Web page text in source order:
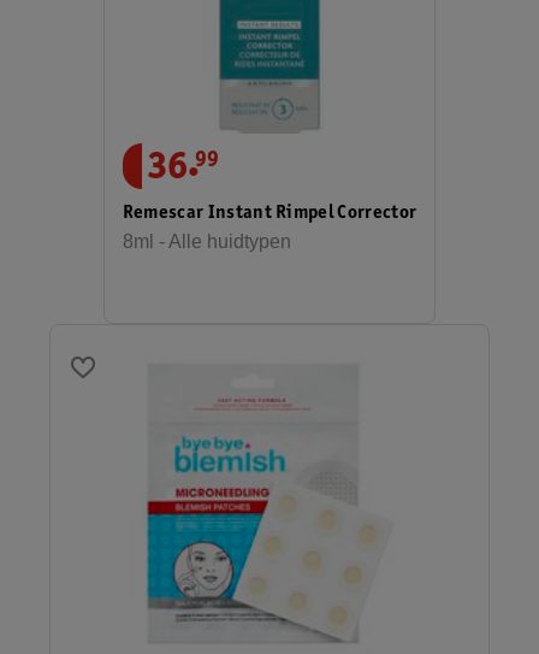
36.99
Remescar Instant Rimpel Corrector
8ml - Alle huidtypen